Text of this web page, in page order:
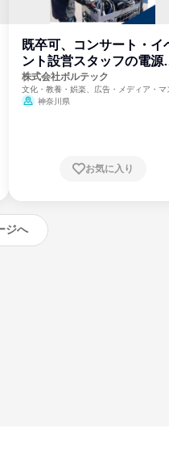
既卒可、コンサート・イ
ント設営スタッフの電源
門
株式会社ボルテック
文化・教養・娯楽、広告・メディア・マ
ミ、電力・ガス・水道・エネルギー
神奈川県
お気に入り
ジへ